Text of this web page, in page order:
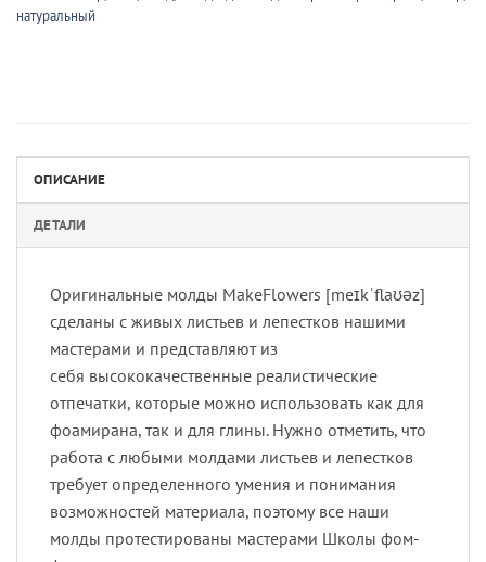
натуральный
ОПИСАНИЕ
ДЕТАЛИ
Оригинальные молды MakeFlowers [meɪkˈflaʊəz]
сделаны с живых листьев и лепестков нашими
мастерами и представляют из
себя высококачественные реалистические
отпечатки, которые можно использовать как для
фоамирана, так и для глины. Нужно отметить, что
работа с любыми молдами листьев и лепестков
требует определенного умения и понимания
возможностей материала, поэтому все наши
молды протестированы мастерами Школы фом-